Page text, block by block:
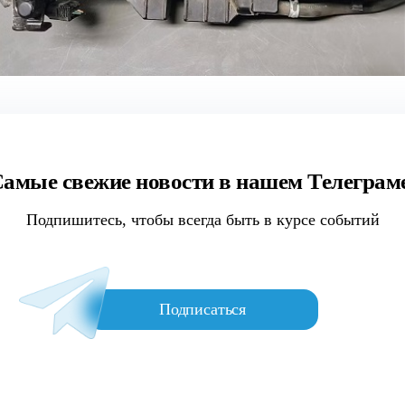
свежие новости в нашем
Подпишитесь, чтобы всегда быть в курсе событий
Подписаться